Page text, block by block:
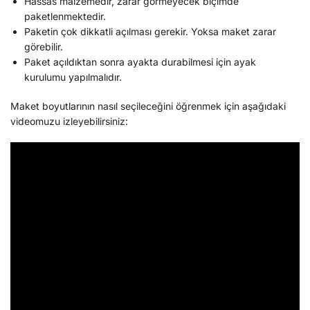
paketlenmektedir.
Paketin çok dikkatli açılması gerekir. Yoksa maket zarar
görebilir.
Paket açıldıktan sonra ayakta durabilmesi için ayak
kurulumu yapılmalıdır.
Maket boyutlarının nasıl seçileceğini öğrenmek için aşağıdaki
videomuzu izleyebilirsiniz: